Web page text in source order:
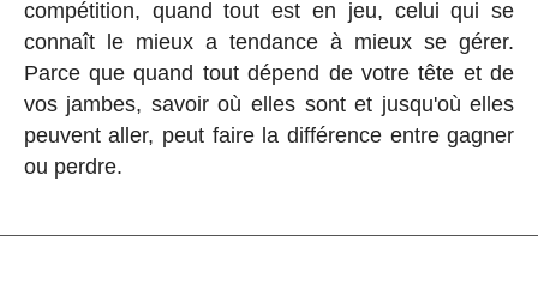
compétition, quand tout est en jeu, celui qui se
connaît le mieux a tendance à mieux se gérer.
Parce que quand tout dépend de votre tête et de
vos jambes, savoir où elles sont et jusqu'où elles
peuvent aller, peut faire la différence entre gagner
ou perdre.